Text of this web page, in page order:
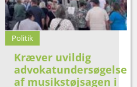
Politik
Kræver uvildig
advokatundersøgelse
af musikstøjsagen i